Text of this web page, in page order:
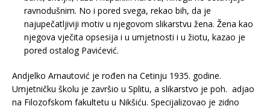
ravnodušnim. No i pored svega, rekao bih, da je
najupečatljiviji motiv u njegovom slikarstvu žena. Žena kao
njegova vječita opsesija i u umjetnosti i u žiotu, kazao je
pored ostalog Pavićević.
Andjelko Arnautović je rođen na Cetinju 1935. godine.
Umjetničku školu je završio u Splitu, a slikarstvo je poh. adjao
na Filozofskom fakultetu u Nikšiću. Specijalizovao je zidno